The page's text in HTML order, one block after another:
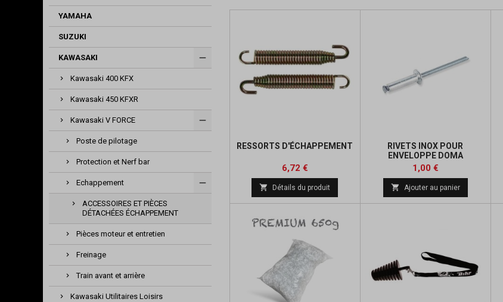
YAMAHA
SUZUKI
KAWASAKI
Kawasaki 400 KFX
Kawasaki 450 KFXR
Kawasaki V FORCE
Poste de pilotage
Protection et Nerf bar
Echappement
ACCESSOIRES ET PIÈCES
DÉTACHÉES ÉCHAPPEMENT
Pièces moteur et entretien
Freinage
Train avant et arrière
Kawasaki Utilitaires Loisirs
RESSORTS D'ÉCHAPPEMENT
Prix
6,72 €Prix
base
 Détails du produit
RIVETS INOX POUR
ENVELOPPE DOMA
Prix
1,00 €
 Ajouter au panier